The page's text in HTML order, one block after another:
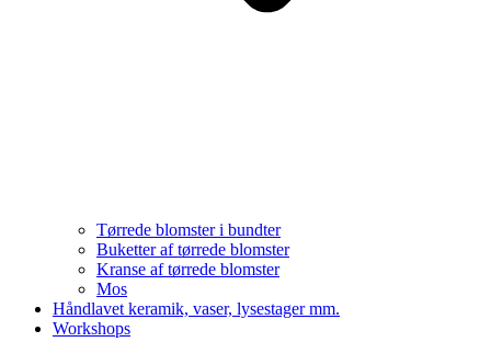
Tørrede blomster i bundter
Buketter af tørrede blomster
Kranse af tørrede blomster
Mos
Håndlavet keramik, vaser, lysestager mm.
Workshops